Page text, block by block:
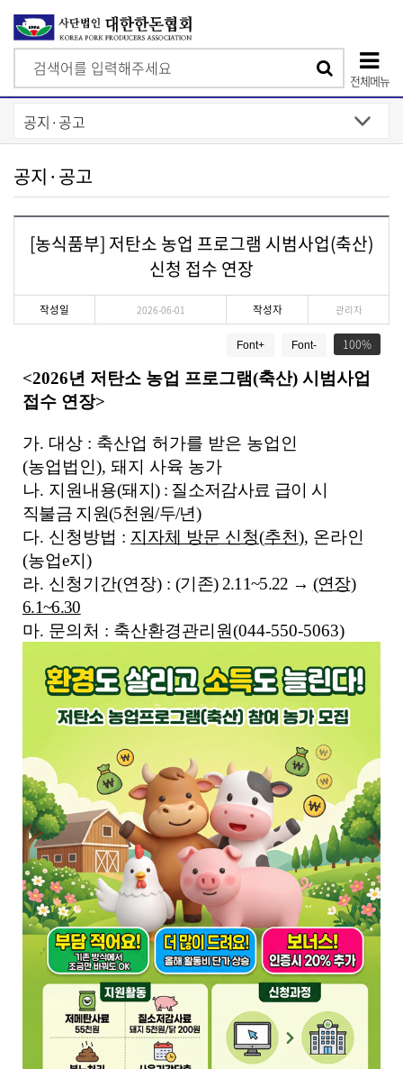
색
전체메뉴
상
단
모
바
일
공지·공고
세
기
로
제
작
일
작
성
자
용
을
제
니
다
[농식품부] 저탄소 농업 프로그램 시범사업(축산)
신청 접수 연장
작성일 2026-06-01 작성자 관리자
100
Font+ Font-
<2026년 저탄소 농업 프로그램(축산) 시범사업
접수 연장>
가. 대상 : 축산업 허가를 받은 농업인
(농업법인), 돼지 사육 농가
나. 지원내용(돼지) : 질소저감사료 급이 시
직불금 지원(5천원/두/년)
다. 신청방법 : 지자체 방문 신청(추천), 온라인
(농업e지 )
라. 신청기간(연장) : (기존) 2.11~5.22 → (연장)
6.1~6.30
마. 문의처 : 축산환경관리원(044-550-5063)